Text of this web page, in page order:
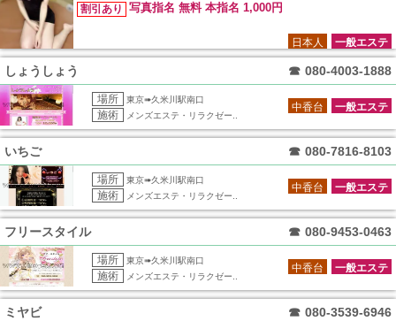
割引あり
写真指名 無料 本指名 1,000円
一般エステ
日本人
しょうしょう ☎ 080-4003-1888
場所 東京➠久米川駅南口
施術 メンズエステ・リラクゼー..
一般エステ
中香台
いちご ☎ 080-7816-8103
場所 東京➠久米川駅南口
施術 メンズエステ・リラクゼー..
一般エステ
中香台
フリースタイル ☎ 080-9453-0463
場所 東京➠久米川駅南口
施術 メンズエステ・リラクゼー..
一般エステ
中香台
ミヤビ ☎ 080-3539-6946